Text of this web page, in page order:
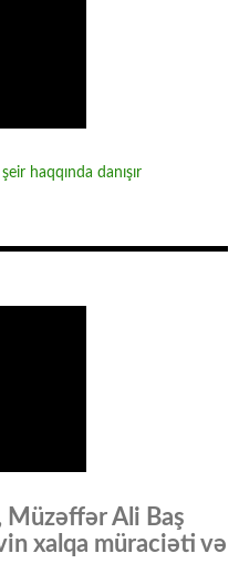
haqqında danışır
Müzəffər Ali Baş
xalqa müraciəti və